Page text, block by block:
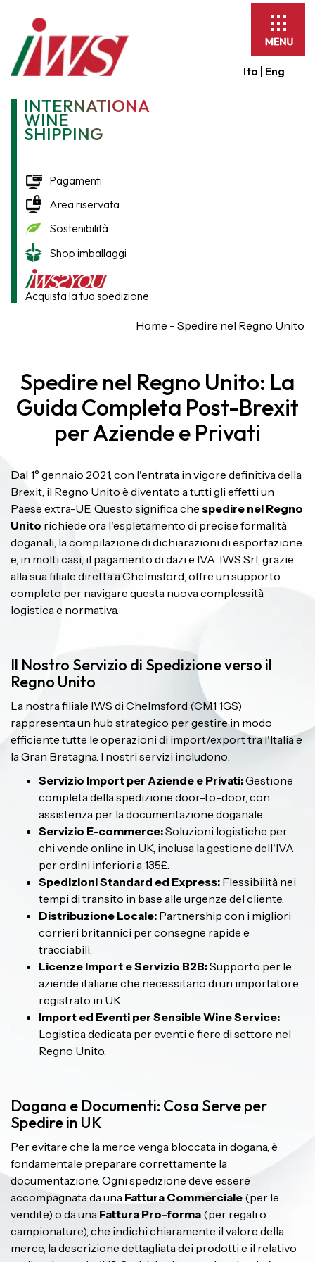
Ita | Eng
INTERNATIONAL
WINE
SHIPPING
Pagamenti
Area riservata
Sostenibilità
Shop imballaggi
Acquista la tua spedizione
Espandi
barra
di
Home - Spedire nel Regno Unito
Spedire nel Regno Unito: La
Guida Completa Post-Brexit
per Aziende e Privati
Dal 1° gennaio 2021, con l'entrata in vigore definitiva della
Brexit, il Regno Unito è diventato a tutti gli effetti un
Paese extra-UE. Questo significa che spedire nel Regno
Unito richiede ora l'espletamento di precise formalità
doganali, la compilazione di dichiarazioni di esportazione
e, in molti casi, il pagamento di dazi e IVA. IWS Srl, grazie
alla sua filiale diretta a Chelmsford, offre un supporto
completo per navigare questa nuova complessità
logistica e normativa.
Il Nostro Servizio di Spedizione verso il
Regno Unito
La nostra filiale IWS di Chelmsford (CM1 1GS)
rappresenta un hub strategico per gestire in modo
efficiente tutte le operazioni di import/export tra l'Italia e
la Gran Bretagna. I nostri servizi includono:
Servizio Import per Aziende e Privati:Gestione
completa della spedizione door-to-door, con
assistenza per la documentazione doganale.
Servizio E-commerce:Soluzioni logistiche per
chi vende online in UK, inclusa la gestione dell'IVA
per ordini inferiori a 135£.
Spedizioni Standard ed Express: Flessibilità nei
tempi di transito in base alle urgenze del cliente.
Distribuzione Locale: Partnership con i migliori
corrieri britannici per consegne rapide e
tracciabili.
Licenze Import e Servizio B2B:Supporto per le
aziende italiane che necessitano di un importatore
registrato in UK.
Import ed Eventi per Sensible Wine Service:
Logistica dedicata per eventi e fiere di settore nel
Regno Unito.
Dogana e Documenti: Cosa Serve per
Spedire in UK
Per evitare che la merce venga bloccata in dogana, è
fondamentale preparare correttamente la
documentazione. Ogni spedizione deve essere
accompagnata da una Fattura Commerciale (per le
vendite) o da una Fattura Pro-forma (per regali o
campionature), che indichi chiaramente il valore della
merce, la descrizione dettagliata dei prodotti e il relativo